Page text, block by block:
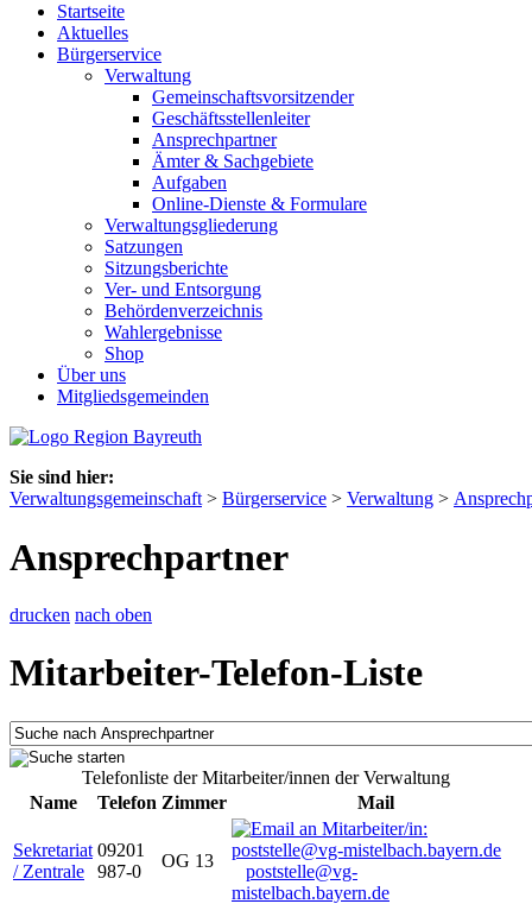
Startseite
Aktuelles
Bürgerservice
Verwaltung
Gemeinschaftsvorsitzender
Geschäftsstellenleiter
Ansprechpartner
Ämter & Sachgebiete
Aufgaben
Online-Dienste & Formulare
Verwaltungsgliederung
Satzungen
Sitzungsberichte
Ver- und Entsorgung
Behördenverzeichnis
Wahlergebnisse
Shop
Über uns
Mitgliedsgemeinden
Sie sind hier:
Verwaltungsgemeinschaft > Bürgerservice > Verwaltung >
Ansprechpartner
drucken nach oben
Mitarbeiter-Telefon-Liste
Telefonliste der Mitarbeiter/innen der Verwaltung
Name
Telefon Zimmer Mail
Sekretariat
/ Zentrale
09201
987-0
OG 13
poststelle@vg-
mistelbach.bayern.de